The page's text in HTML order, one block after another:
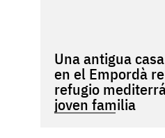
Una antigua
en el Empordà
refugio
joven familia